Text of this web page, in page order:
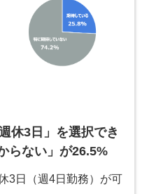
3日」を選択でき
らない」が26.5%
3日（週4日勤務）が可